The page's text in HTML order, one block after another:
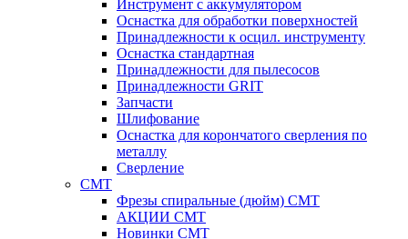
Инструмент с аккумулятором
Оснастка для обработки поверхностей
Принадлежности к осцил. инструменту
Оснастка стандартная
Принадлежности для пылесосов
Принадлежности GRIT
Запчасти
Шлифование
Оснастка для корончатого сверления по
металлу
Сверление
CMT
Фрезы спиральные (дюйм) СМТ
АКЦИИ СМТ
Новинки CMT